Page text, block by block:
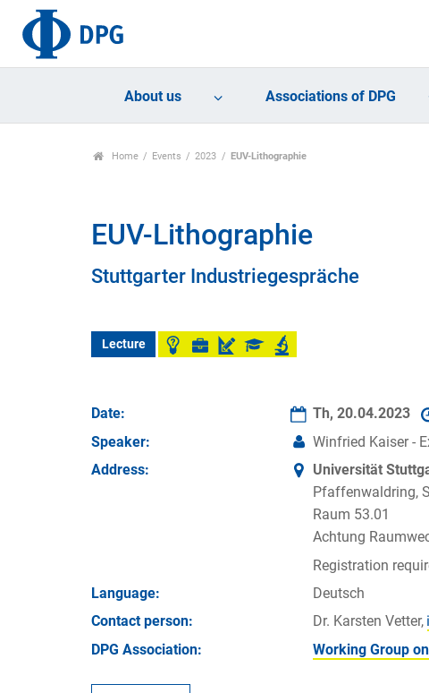
About us Associations of DPG
Home Events 2023 EUV-Lithographie
EUV-Lithographie
Stuttgarter Industriegespräche
Lecture
Date: Th, 20.04.2023
Speaker:
Winfried Kaiser -
Address:
Universität
Pfaffenwaldring,
Raum 53.01
Achtung
Registration
Language:
Deutsch
Contact person:
Dr. Karsten Vetter,
DPG Association:
Working Group